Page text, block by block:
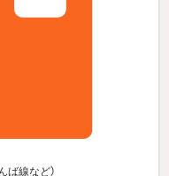
ば線など）